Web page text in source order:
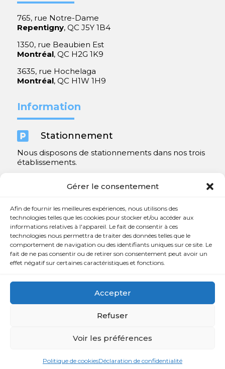
Gérer le consentement
Afin de fournir les meilleures expériences, nous utilisons des
technologies telles que les cookies pour stocker et/ou accéder aux
informations relatives à l'appareil. Le fait de consentir à ces
technologies nous permettra de traiter des données telles que le
comportement de navigation ou des identifiants uniques sur ce site. Le
fait de ne pas consentir ou de retirer son consentement peut avoir un
effet négatif sur certaines caractéristiques et fonctions.
Accepter
Refuser
Voir les préférences
Politique de cookiesDéclaration de confidentialité
765, rue Notre-Dame
Repentigny, QC J5Y 1B4
1350, rue Beaubien Est
Montréal, QC H2G 1K9
3635, rue Hochelaga
Montréal, QC H1W 1H9
Information
 Stationnement
Nous disposons de stationnements dans nos trois
établissements.
Contact
 450 654-3342
 info@charlesrajotte.com
765, rue Notre-Dame
Copyright © Charles E. Rajotte complexe funéraire 2024 –
Triaxe